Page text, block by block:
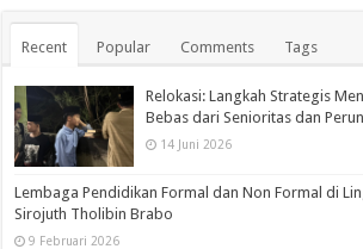
Recent Popular Comments Tags
Relokasi: Langkah Strategis
Bebas dari Senioritas dan
14 Juni 2026
Lembaga Pendidikan Formal dan Non Formal di
Sirojuth Tholibin Brabo
9 Februari 2026